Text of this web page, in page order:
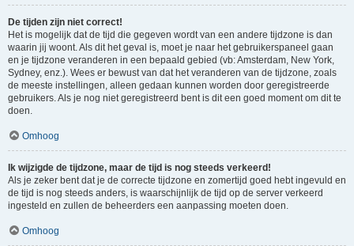
De tijden zijn niet correct!
Het is mogelijk dat de tijd die gegeven wordt van een andere tijdzone is dan
waarin jij woont. Als dit het geval is, moet je naar het gebruikerspaneel gaan
en je tijdzone veranderen in een bepaald gebied (vb: Amsterdam, New York,
Sydney, enz.). Wees er bewust van dat het veranderen van de tijdzone, zoals
de meeste instellingen, alleen gedaan kunnen worden door geregistreerde
gebruikers. Als je nog niet geregistreerd bent is dit een goed moment om dit te
doen.
Omhoog
Ik wijzigde de tijdzone, maar de tijd is nog steeds verkeerd!
Als je zeker bent dat je de correcte tijdzone en zomertijd goed hebt ingevuld en
de tijd is nog steeds anders, is waarschijnlijk de tijd op de server verkeerd
ingesteld en zullen de beheerders een aanpassing moeten doen.
Omhoog